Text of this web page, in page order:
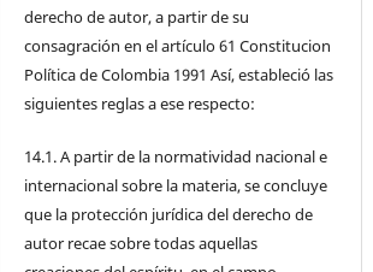
derecho de autor, a partir de su
consagración en el artículo 61 Constitucion
Política de Colombia 1991 Así, estableció las
siguientes reglas a ese respecto:
14.1. A partir de la normatividad nacional e
internacional sobre la materia, se concluye
que la protección jurídica del derecho de
autor recae sobre todas aquellas